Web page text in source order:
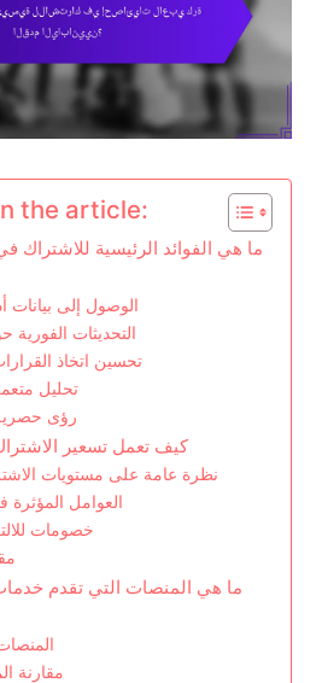
the article:
ما هي الفوائد الرئيسية للاشتراك
الوصول إلى بيانات
التحديثات الفورية
تحسين اتخاذ
تحليل
رؤى
كيف تعمل تسعير
نظرة عامة على مستويات
العوامل المؤثرة
خصومات
ما هي المنصات التي تقدم
مقارنة